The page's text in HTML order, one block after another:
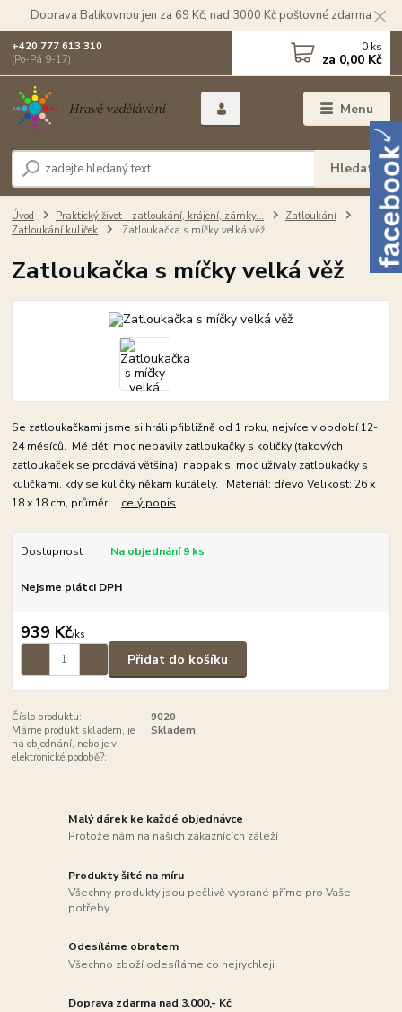
Doprava Balíkovnou jen za 69 Kč, nad 3000 Kč poštovné zdarma
Menu
Hledat
+420 777 613 310
(Po-Pá 9-17)
0 ks
za 0,00 Kč
Úvod Praktický život - zatloukání, krájení, zámky...
Zatloukání
Zatloukání kuliček
Zatloukačka s míčky velká věž
Zatloukačka s míčky velká věž
Se zatloukačkami jsme si hráli přibližně od 1 roku, nejvíce v období 12-
24 měsíců. Mé děti moc nebavily zatloukačky s kolíčky (takových
zatloukaček se prodává většina), naopak si moc užívaly zatloukačky s
kuličkami, kdy se kuličky někam kutálely. Materiál: dřevo Velikost: 26 x
18 x 18 cm, průměr ... celý popis
Dostupnost Na objednání 9 ks
Nejsme plátci DPH
939 Kč/ks
Přidat do košíku
Číslo produktu:
9020
Máme produkt skladem, je
na objednání, nebo je v
elektronické podobě?:
Skladem
Malý dárek ke každé objednávce
Protože nám na našich zákaznících záleží
Produkty šité na míru
Všechny produkty jsou pečlivě vybrané přímo pro Vaše
potřeby
Odesíláme obratem
Všechno zboží odesíláme co nejrychleji
Doprava zdarma nad 3.000,- Kč